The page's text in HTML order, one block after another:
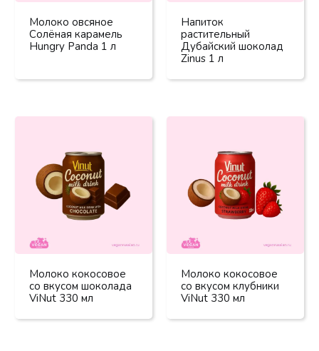
Молоко овсяное
Солёная карамель
Hungry Panda 1 л
Напиток
растительный
Дубайский шоколад
Zinus 1 л
Молоко кокосовое
со вкусом шоколада
ViNut 330 мл
Молоко кокосовое
со вкусом клубники
ViNut 330 мл